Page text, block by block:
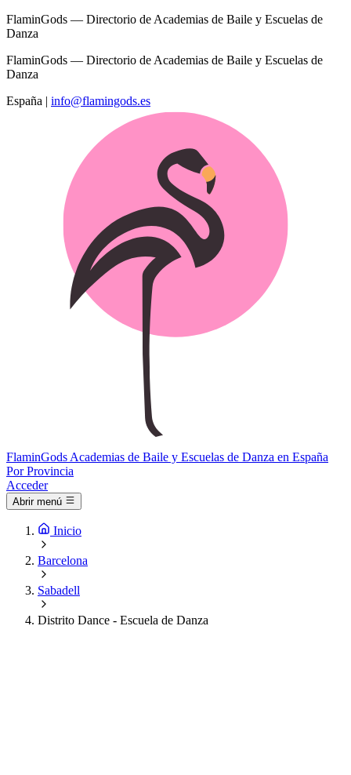
FlaminGods — Directorio de Academias de Baile y Escuelas de
Danza
FlaminGods — Directorio de Academias de Baile y Escuelas de
Danza
España | info@flamingods.es
FlaminGods Academias de Baile y Escuelas de Danza en España
Por Provincia
Acceder
Abrir menú
Inicio
Barcelona
Sabadell
Distrito Dance - Escuela de Danza